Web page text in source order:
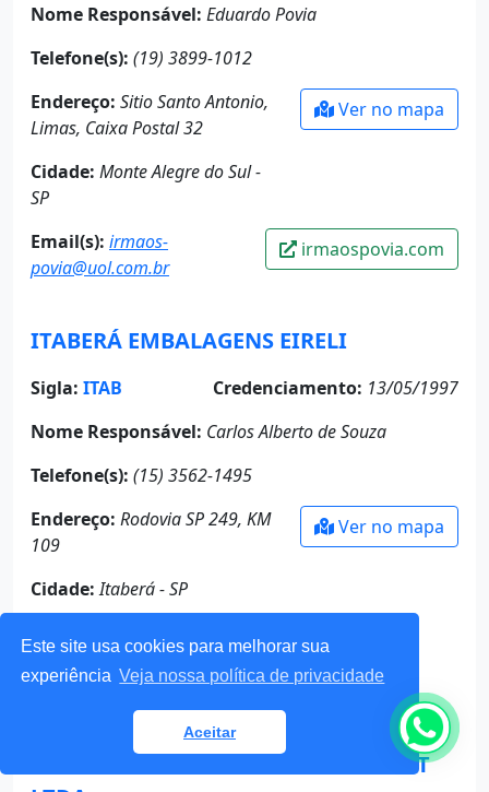
Este site usa cookies para melhorar sua
experiência Veja nossa política de privacidade
Aceitar
Nome Responsável: Eduardo Povia
Telefone(s): (19) 3899-1012
Endereço: Sitio Santo Antonio,
Limas, Caixa Postal 32
Cidade: Monte Alegre do Sul -
SP
Ver no mapa
Email(s): irmaos-
povia@uol.com.br
irmaospovia.com
ITABERÁ EMBALAGENS EIRELI
Sigla: ITAB Credenciamento: 13/05/1997
Nome Responsável: Carlos Alberto de Souza
Telefone(s): (15) 3562-1495
Endereço: Rodovia SP 249, KM
109
Cidade: Itaberá - SP
Ver no mapa
itaberaembalagens.com.br
LOGIPALLET - IND. & COM. DE PALLET